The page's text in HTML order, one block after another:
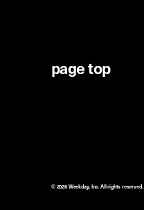
page top
© 2026 Weekday, Inc. All rights reserved.